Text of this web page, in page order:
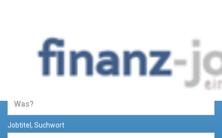
Jobs und Stellenangebote im
Bereich Finanzen
Jobtitel, Suchwort